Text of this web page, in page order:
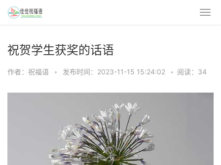
祝贺学生获奖的话语
作者：祝福语 • 发布时间：2023-11-15 15:24:02 • 阅读：34